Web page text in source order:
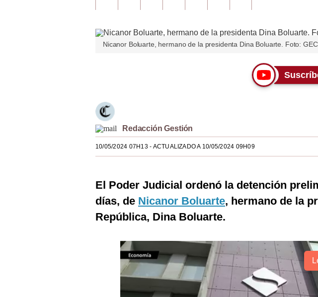
Nicanor Boluarte, hermano de la presidenta Dina Boluarte. Foto: GEC
Redacción Gestión
10/05/2024 07H13- ACTUALIZADO A 10/05/2024 09H09
El Poder Judicial ordenó la detención
días, de Nicanor Boluarte, hermano de la
República, Dina Boluarte.